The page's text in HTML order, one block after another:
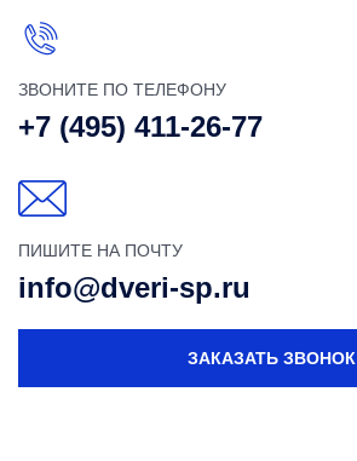
ЗВОНИТЕ ПО ТЕЛЕФОНУ
+7 (495) 411-26-77
ПИШИТЕ НА ПОЧТУ
info@dveri-sp.ru
ЗАКАЗАТЬ ЗВОНОК